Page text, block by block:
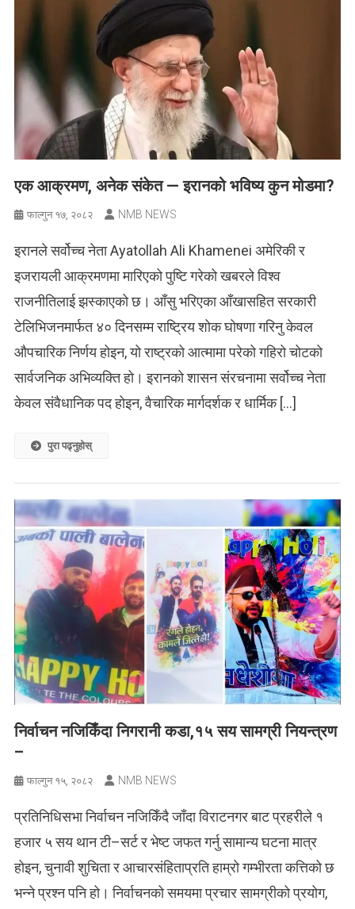
एक आक्रमण, अनेक संकेत — इरानको भविष्य कुन मोडमा?
फाल्गुन १७, २०८२ NMB NEWS
इरानले सर्वोच्च नेता Ayatollah Ali Khamenei अमेरिकी र
इजरायली आक्रमणमा मारिएको पुष्टि गरेको खबरले विश्व
राजनीतिलाई झस्काएको छ। आँसु भरिएका आँखासहित सरकारी
टेलिभिजनमार्फत ४० दिनसम्म राष्ट्रिय शोक घोषणा गरिनु केवल
औपचारिक निर्णय होइन, यो राष्ट्रको आत्मामा परेको गहिरो चोटको
सार्वजनिक अभिव्यक्ति हो। इरानको शासन संरचनामा सर्वोच्च नेता
केवल संवैधानिक पद होइन, वैचारिक मार्गदर्शक र धार्मिक […]
पुरा पढ्नुहोस्
निर्वाचन नजिकिँदा निगरानी कडा,१५ सय सामग्री नियन्त्रण
–
फाल्गुन १५, २०८२ NMB NEWS
प्रतिनिधिसभा निर्वाचन नजिकिँदै जाँदा विराटनगर बाट प्रहरीले १
हजार ५ सय थान टी–सर्ट र भेष्ट जफत गर्नु सामान्य घटना मात्र
होइन, चुनावी शुचिता र आचारसंहिताप्रति हाम्रो गम्भीरता कत्तिको छ
भन्ने प्रश्न पनि हो। निर्वाचनको समयमा प्रचार सामग्रीको प्रयोग,